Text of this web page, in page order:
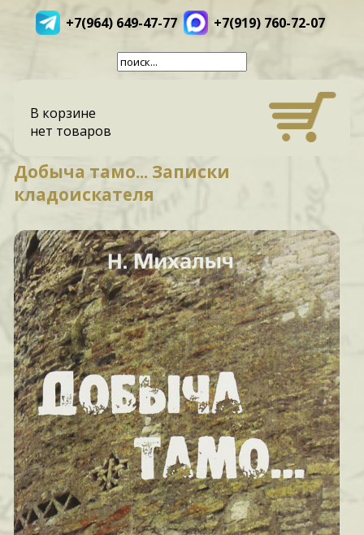
+7(964) 649-47-77 +7(919) 760-72-07
В корзине
нет товаров
Добыча тамо... Записки
кладоискателя